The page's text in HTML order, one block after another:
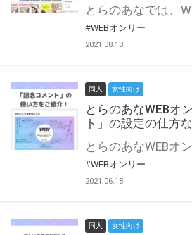
#WEBオンリー
2021.08.13
同人 女性向け
とらのあなWEBオ
ト」の設定の仕方
#WEBオンリー
2021.06.18
同人 女性向け